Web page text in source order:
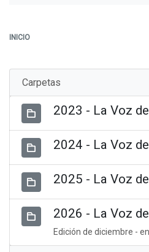
INICIO
Carpetas
2023 - La Voz
2024 - La Voz
2025 - La Voz
2026 - La Voz
Edición de diciembre -